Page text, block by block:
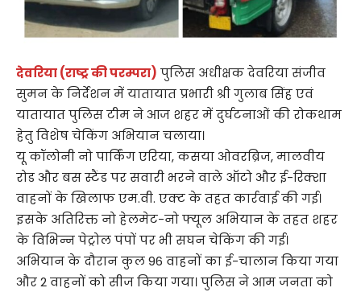
देवरिया (राष्ट्र की परम्परा) पुलिस अधीक्षक देवरिया संजीव
सुमन के निर्देशन में यातायात प्रभारी श्री गुलाब सिंह एवं
यातायात पुलिस टीम ने आज शहर में दुर्घटनाओं की रोकथाम
हेतु विशेष चेकिंग अभियान चलाया।
यू कॉलोनी नो पार्किंग एरिया, कसया ओवरब्रिज, मालवीय
रोड और बस स्टैंड पर सवारी भरने वाले ऑटो और ई-रिक्शा
वाहनों के खिलाफ एम.वी. एक्ट के तहत कार्रवाई की गई।
इसके अतिरिक्त नो हेलमेट-नो फ्यूल अभियान के तहत शहर
के विभिन्न पेट्रोल पंपों पर भी सघन चेकिंग की गई।
अभियान के दौरान कुल 96 वाहनों का ई-चालान किया गया
और 2 वाहनों को सीज किया गया। पुलिस ने आम जनता को